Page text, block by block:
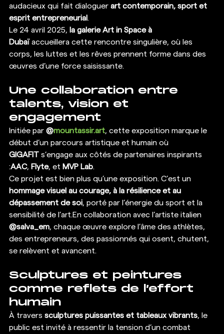
audacieux qui fait dialoguer art contemporain, sport et
esprit entrepreneurial .
Le 24 avril 2025, la galerie Art in Space à
Dubaï accueillera cette rencontre singulière, où les
corps, les luttes et les rêves prennent forme dans des
œuvres d’une force saisissante.
Une collaboration entre
talents, vision et
engagement
Initiée par @mountassir.art, cette exposition marque le
début d’un parcours artistique et humain où
GIGAFIT s’engage aux côtés de partenaires inspirants
:AAC, Flyte, et MVP Lab.
Ce projet est bien plus qu’une exposition. C’est un
hommage visuel au courage, à la résilience et au
dépassement de soi, porté par l’énergie du sport et la
sensibilité de l’art.En collaboration avec l’artiste italien
@salva_em, chaque œuvre explore l’âme des athlètes,
des entrepreneurs, des passionnés qui osent, chutent,
se relèvent et avancent.
Sculptures et peintures
comme reflets de l’effort
humain
À travers sculptures puissantes et tableaux vibrants, le
public est invité à ressentir la tension d’un combat